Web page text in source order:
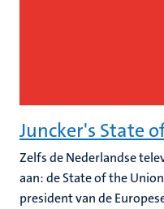
Juncker's State
Zelfs de Nederlandse
aan: de State of the
president van de